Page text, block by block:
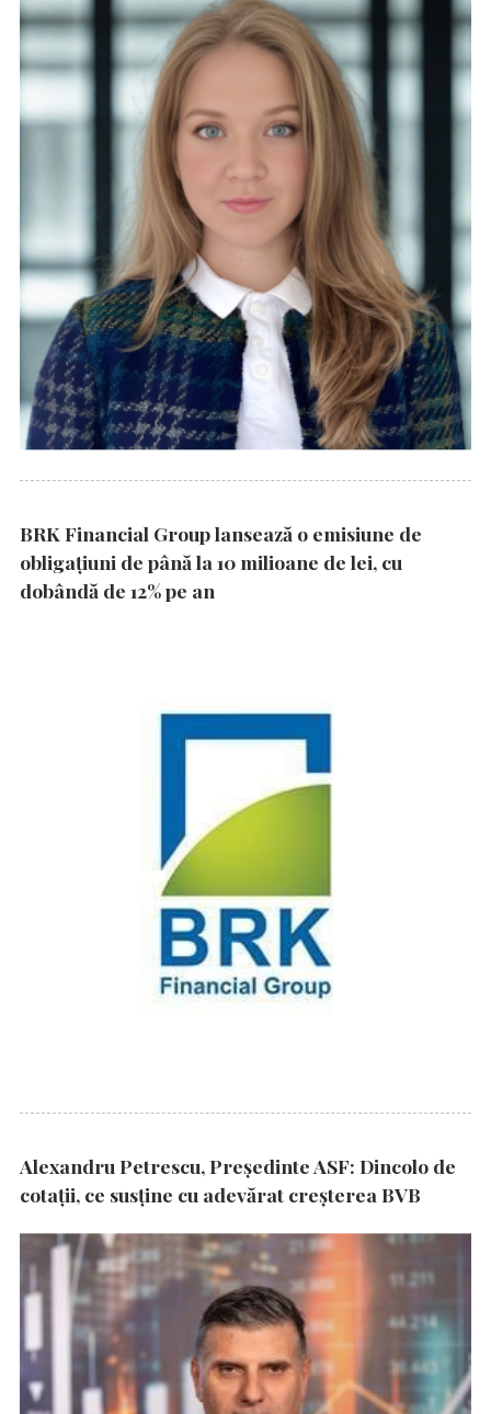
BRK Financial Group lansează o emisiune de
obligațiuni de până la 10 milioane de lei, cu
dobândă de 12% pe an
Alexandru Petrescu, Președinte ASF: Dincolo de
cotații, ce susține cu adevărat creșterea BVB